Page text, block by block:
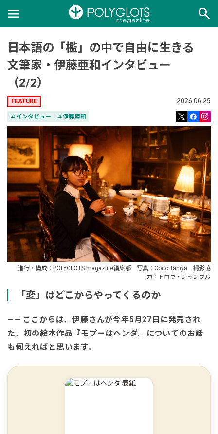
menu search
日本語の「檻」の中で自由に生きる
文筆家・伊藤亜和インタビュー
（2/2）
FEATURE 2026.06.25
tagインタビュー tag伊藤亜和
進行・構成：POLYGLOTS magazine編集部 写真：Coco Taniya 撮影協
力：トロワ・シャンブル
「変」はどこからやってくるのか
—— ここからは、伊藤さんが今年5月27日に発売され
た、初の絵本作品『モプーはヘンダ』についてのお話
も伺えればと思います。